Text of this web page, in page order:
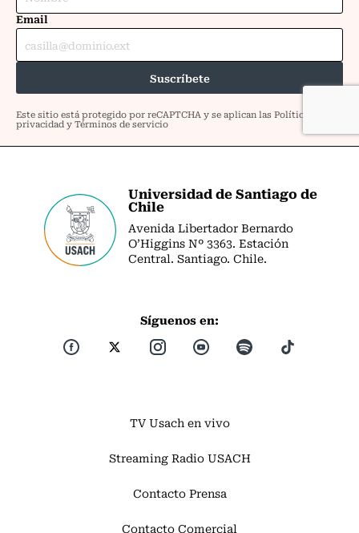
Universidad de Santiago de
Chile
Avenida Libertador Bernardo
O’Higgins Nº 3363. Estación
Central. Santiago. Chile.
Síguenos en:
TV Usach en vivo
Streaming Radio USACH
Contacto Prensa
Contacto Comercial